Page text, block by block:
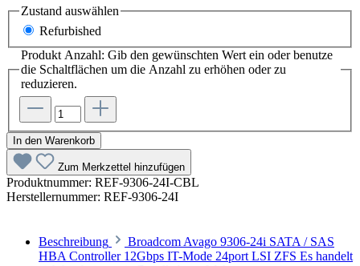
Zustand auswählen
Refurbished
Produkt Anzahl: Gib den gewünschten Wert ein oder benutze
die Schaltflächen um die Anzahl zu erhöhen oder zu
reduzieren.
In den Warenkorb
Zum Merkzettel hinzufügen
Produktnummer: REF-9306-24I-CBL
Herstellernummer: REF-9306-24I
Beschreibung
Broadcom Avago 9306-24i SATA / SAS
HBA Controller 12Gbps IT-Mode 24port LSI ZFS Es handelt